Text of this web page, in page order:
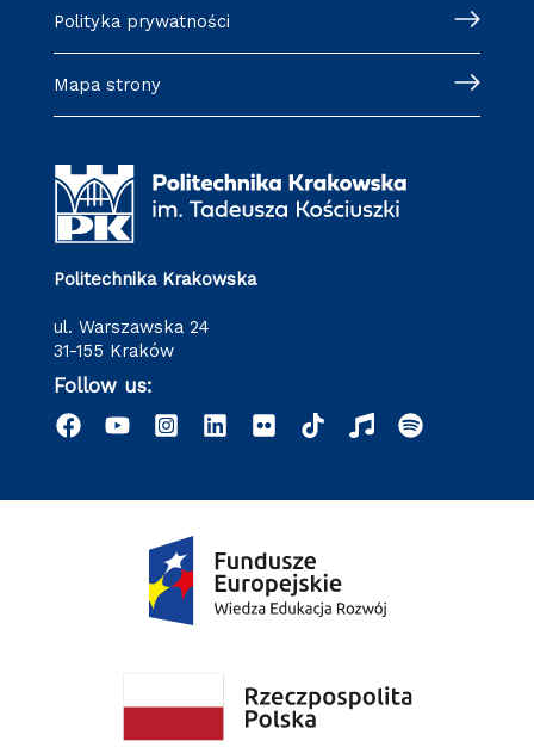
Polityka prywatności
Mapa strony
Politechnika Krakowska
ul. Warszawska 24
31-155 Kraków
Follow us: